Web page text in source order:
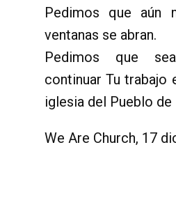
Pedimos que aún
ventanas se abran.
Pedimos que
continuar Tu trabajo
iglesia del Pueblo de
We Are Church, 17